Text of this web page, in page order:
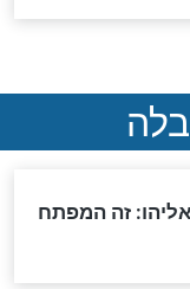
אפיקורסות
של